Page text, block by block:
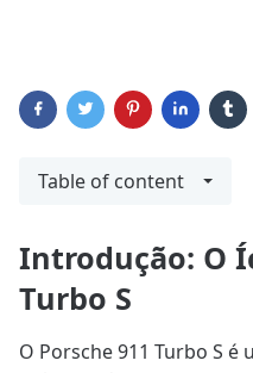
Table of content
Introdução: O
Turbo S
O Porsche 911 Turbo S